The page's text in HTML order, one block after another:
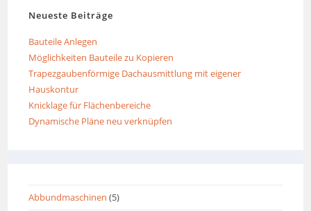
Neueste Beiträge
Bauteile Anlegen
Möglichkeiten Bauteile zu Kopieren
Trapezgaubenförmige Dachausmittlung mit eigener
Hauskontur
Knicklage für Flächenbereiche
Dynamische Pläne neu verknüpfen
Abbundmaschinen (5)